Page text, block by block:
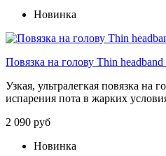
Новинка
Повязка на голову Thin
Узкая, ультралегкая повязка на
испарения пота в жарких
2 090 руб
Новинка